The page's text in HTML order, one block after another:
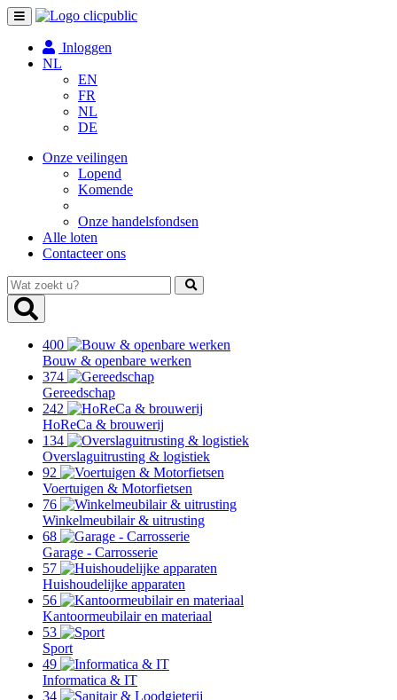
Toggle
navigation
Inloggen
NL
EN
FR
NL
DE
Onze veilingen
Lopend
Komende
Onze handelsfondsen
Alle loten
Contacteer ons
Wat
zoekt
u?
400
Bouw & openbare werken
374
Gereedschap
242
HoReCa & brouwerij
134
Overslaguitrusting & logistiek
92
Voertuigen & Motorfietsen
76
Winkelmeubilair & uitrusting
68
Garage - Carrosserie
57
Huishoudelijke apparaten
56
Kantoormeubilair en materiaal
53
Sport
49
Informatica & IT
34